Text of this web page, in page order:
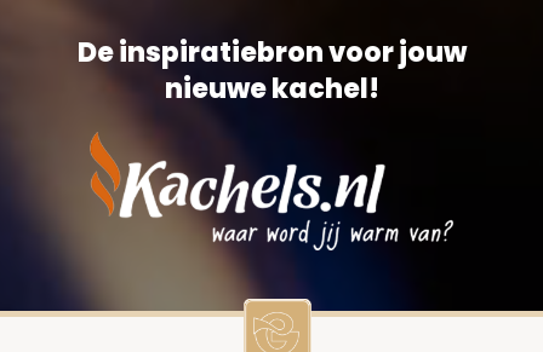
De inspiratiebron voor jouw
nieuwe kachel!